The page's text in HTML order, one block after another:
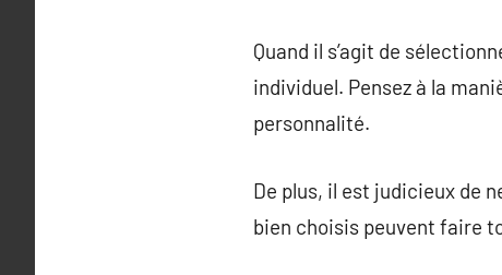
Quand il s’agit de
individuel. Pensez à la
personnalité.
De plus, il est judicieux de
bien choisis peuvent faire